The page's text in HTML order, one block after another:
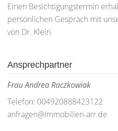
Einen Besichtigungstermin
persönlichen Gespräch mit
von Dr. Klein.
Ansprechpartner
Frau Andrea Raczkowiak
Telefon: 004920888423122
anfragen@immobilien-arr.de